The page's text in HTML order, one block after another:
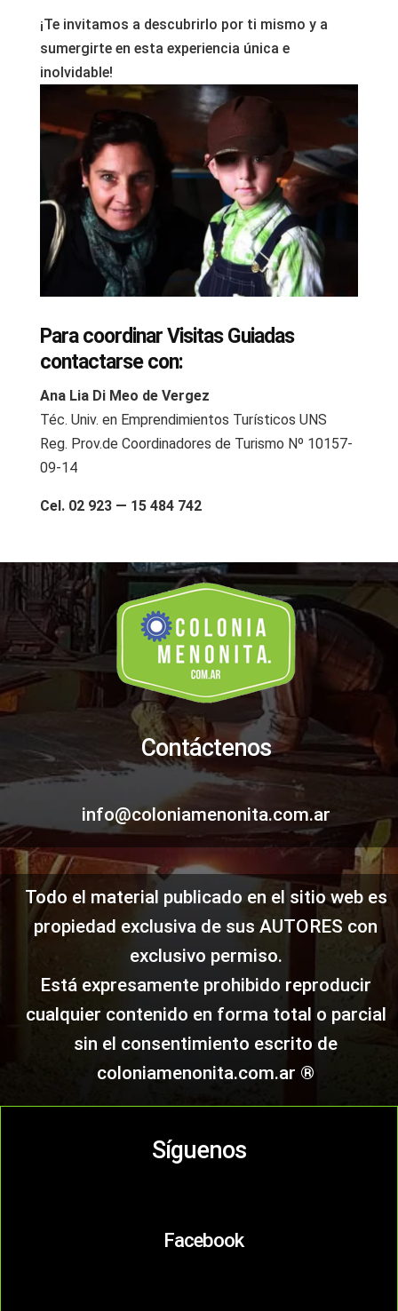
¡Te invitamos a descubrirlo por ti mismo y a
sumergirte en esta experiencia única e
inolvidable!
Para coordinar Visitas Guiadas
contactarse con:
Ana Lia Di Meo de Vergez
Téc. Univ. en Emprendimientos Turísticos UNS
Reg. Prov.de Coordinadores de Turismo Nº 10157-
09-14
Cel. 02 923 — 15 484 742
Contáctenos
info@coloniamenonita.com.ar
Todo el material publicado en el sitio web es
propiedad exclusiva de sus AUTORES con
exclusivo permiso.
Está expresamente prohibido reproducir
cualquier contenido en forma total o parcial
sin el consentimiento escrito de
coloniamenonita.com.ar ®
Síguenos
Facebook